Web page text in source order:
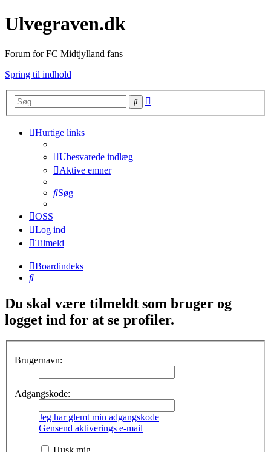
Ulvegraven.dk
Forum for FC Midtjylland fans
Spring til indhold
Søg
Hurtige links
Ubesvarede indlæg
Aktive emner
Søg
OSS
Log ind
Tilmeld
Boardindeks
Søg
Du skal være tilmeldt som bruger og
logget ind for at se profiler.
Brugernavn:
Adgangskode:
Jeg har glemt min adgangskode
Gensend aktiverings e-mail
Husk mig